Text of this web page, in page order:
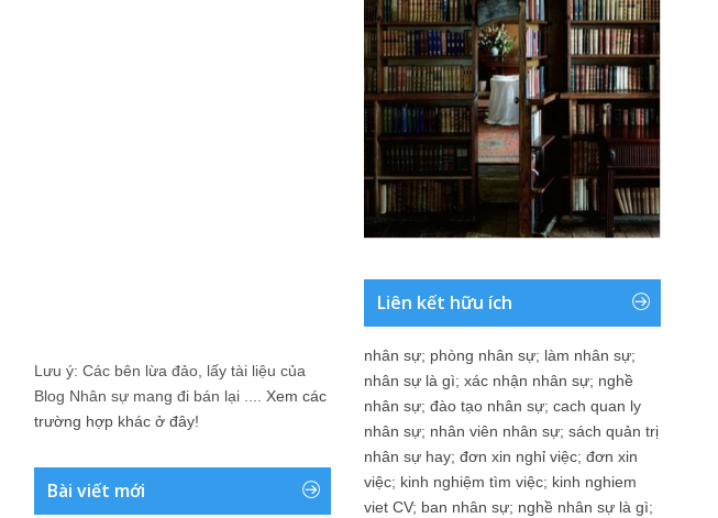
Lưu ý: Các bên lừa đảo, lấy tài liệu của
Blog Nhân sự mang đi bán lại .... Xem các
trường hợp khác ở đây!
Bài viết mới
Liên kết hữu ích
nhân sự; phòng nhân sự; làm nhân sự;
nhân sự là gì; xác nhận nhân sự; nghề
nhân sự; đào tạo nhân sự; cach quan ly
nhân sự; nhân viên nhân sự; sách quản trị
nhân sự hay; đơn xin nghỉ việc; đơn xin
việc; kinh nghiệm tìm việc; kinh nghiem
viet CV; ban nhân sự; nghề nhân sự là gì;